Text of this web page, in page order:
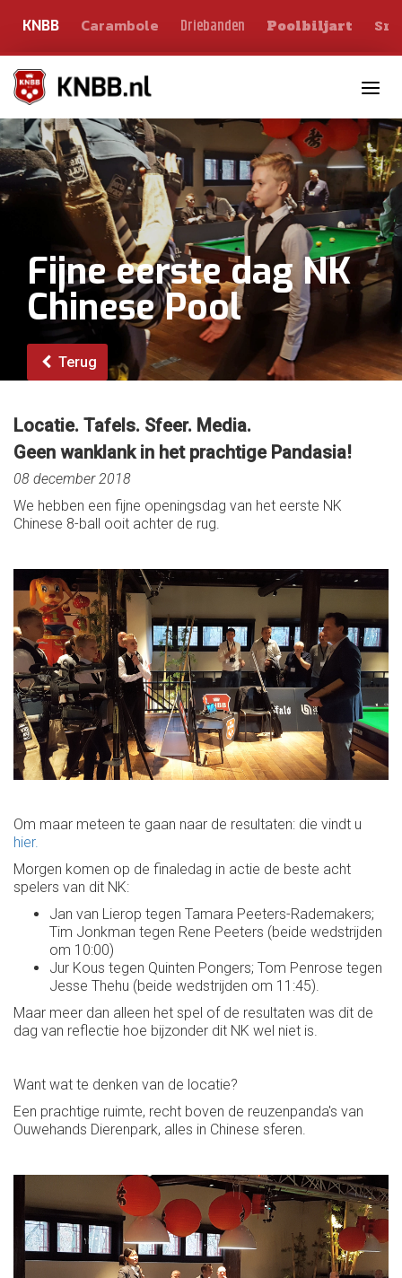
KNBB Carambole Driebanden Poolbiljart
Fijne eerste dag NK
Chinese Pool
Terug
Locatie. Tafels. Sfeer. Media.
Geen wanklank in het prachtige Pandasia!
08 december 2018
We hebben een fijne openingsdag van het eerste NK
Chinese 8-ball ooit achter de rug.
Om maar meteen te gaan naar de resultaten: die vindt u
hier.
Morgen komen op de finaledag in actie de beste acht
spelers van dit NK:
Jan van Lierop tegen Tamara Peeters-Rademakers;
Tim Jonkman tegen Rene Peeters (beide wedstrijden
om 10:00)
Jur Kous tegen Quinten Pongers; Tom Penrose tegen
Jesse Thehu (beide wedstrijden om 11:45).
Maar meer dan alleen het spel of de resultaten was dit de
dag van reflectie hoe bijzonder dit NK wel niet is.
Want wat te denken van de locatie?
Een prachtige ruimte, recht boven de reuzenpanda's van
Ouwehands Dierenpark, alles in Chinese sferen.